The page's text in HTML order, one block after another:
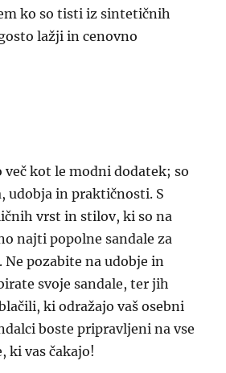
ko so tisti iz sintetičnih
lažji in cenovno
več kot le modni dodatek; so
udobja in praktičnosti. S
vrst in stilov, ki so na
najti popolne sandale za
pozabite na udobje in
svoje sandale, ter jih
ki odražajo vaš osebni
boste pripravljeni na vse
ki vas čakajo!